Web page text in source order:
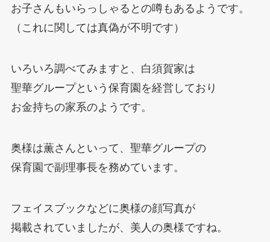
お子さんもいらっしゃるとの噂もあるようです。
（これに関しては真偽が不明です）
いろいろ調べてみますと、白須賀家は
聖華グループという保育園を経営しており
お金持ちの家系のようです。
奥様は薫さんといって、聖華グループの
保育園で副理事長を務めています。
フェイスブックなどに奥様の顔写真が
掲載されていましたが、美人の奥様ですね。